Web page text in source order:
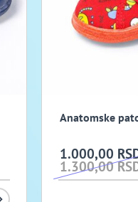
Anatomske
1.000,00
1.300,00